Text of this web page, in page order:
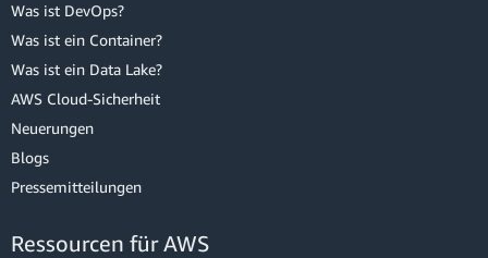
Was ist DevOps?
Was ist ein Container?
Was ist ein Data Lake?
AWS Cloud-Sicherheit
Neuerungen
Blogs
Pressemitteilungen
Ressourcen für AWS